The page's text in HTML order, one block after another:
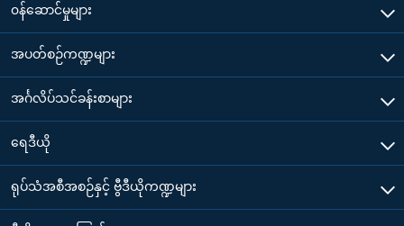
၀န်ဆောင်မှုများ
အပတ်စဉ်ကဏ္ဍများ
အင်္ဂလိပ်သင်ခန်းစာများ
ရေဒီယို
ရုပ်သံအစီအစဉ်နှင့် ဗွီဒီယိုကဏ္ဍများ